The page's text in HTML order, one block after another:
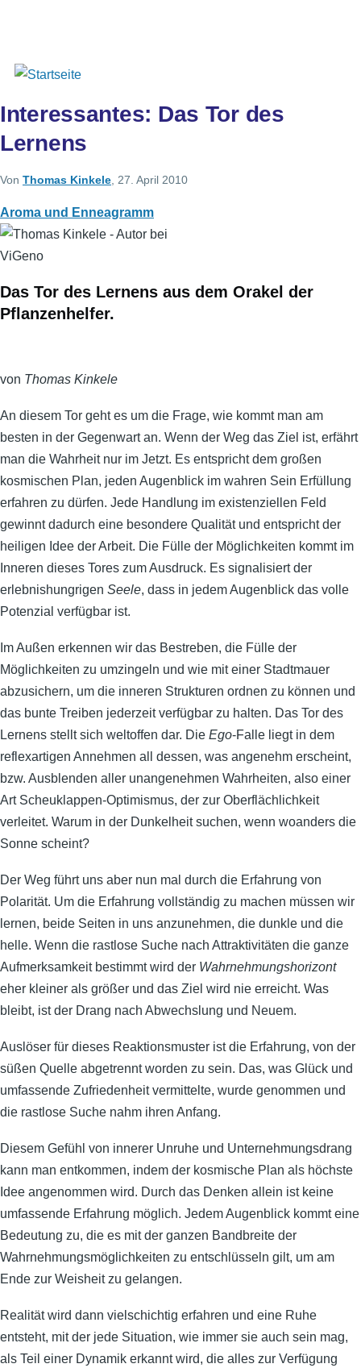
Interessantes: Das Tor des
Lernens
Von Thomas Kinkele , 27. April 2010
Aroma und Enneagramm
Das Tor des Lernens aus dem Orakel der
Pflanzenhelfer.
von Thomas Kinkele
An diesem Tor geht es um die Frage, wie kommt man am
besten in der Gegenwart an. Wenn der Weg das Ziel ist, erfährt
man die Wahrheit nur im Jetzt. Es entspricht dem großen
kosmischen Plan, jeden Augenblick im wahren Sein Erfüllung
erfahren zu dürfen. Jede Handlung im existenziellen Feld
gewinnt dadurch eine besondere Qualität und entspricht der
heiligen Idee der Arbeit. Die Fülle der Möglichkeiten kommt im
Inneren dieses Tores zum Ausdruck. Es signalisiert der
erlebnishungrigen Seele, dass in jedem Augenblick das volle
Potenzial verfügbar ist.
Im Außen erkennen wir das Bestreben, die Fülle der
Möglichkeiten zu umzingeln und wie mit einer Stadtmauer
abzusichern, um die inneren Strukturen ordnen zu können und
das bunte Treiben jederzeit verfügbar zu halten. Das Tor des
Lernens stellt sich weltoffen dar. Die Ego-Falle liegt in dem
reflexartigen Annehmen all dessen, was angenehm erscheint,
bzw. Ausblenden aller unangenehmen Wahrheiten, also einer
Art Scheuklappen-Optimismus, der zur Oberflächlichkeit
verleitet. Warum in der Dunkelheit suchen, wenn woanders die
Sonne scheint?
Der Weg führt uns aber nun mal durch die Erfahrung von
Polarität. Um die Erfahrung vollständig zu machen müssen wir
lernen, beide Seiten in uns anzunehmen, die dunkle und die
helle. Wenn die rastlose Suche nach Attraktivitäten die ganze
Aufmerksamkeit bestimmt wird der Wahrnehmungshorizont
eher kleiner als größer und das Ziel wird nie erreicht. Was
bleibt, ist der Drang nach Abwechslung und Neuem.
Auslöser für dieses Reaktionsmuster ist die Erfahrung, von der
süßen Quelle abgetrennt worden zu sein. Das, was Glück und
umfassende Zufriedenheit vermittelte, wurde genommen und
die rastlose Suche nahm ihren Anfang.
Diesem Gefühl von innerer Unruhe und Unternehmungsdrang
kann man entkommen, indem der kosmische Plan als höchste
Idee angenommen wird. Durch das Denken allein ist keine
umfassende Erfahrung möglich. Jedem Augenblick kommt eine
Bedeutung zu, die es mit der ganzen Bandbreite der
Wahrnehmungsmöglichkeiten zu entschlüsseln gilt, um am
Ende zur Weisheit zu gelangen.
Realität wird dann vielschichtig erfahren und eine Ruhe
entsteht, mit der jede Situation, wie immer sie auch sein mag,
als Teil einer Dynamik erkannt wird, die alles zur Verfügung